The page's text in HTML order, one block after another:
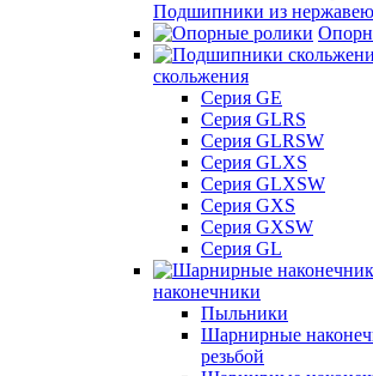
Подшипники из
скольжения
Серия GE
Серия GLRS
Серия GLRSW
Серия GLXS
Серия GLXSW
Серия GXS
Серия GXSW
Серия GL
наконечники
Пыльники
Шарнирные
резьбой